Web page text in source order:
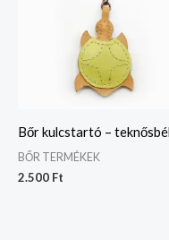
Bőr kulcstartó –
BŐR TERMÉKEK
2.500 Ft